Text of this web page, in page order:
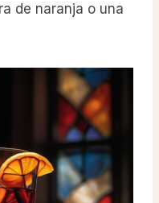
de naranja o una